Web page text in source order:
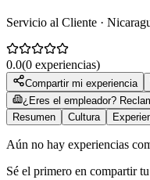
Servicio al Cliente ·
0.0(0 experiencias)
Compartir mi experiencia
¿Eres el empleador?
Resumen
Cultura
Aún no hay experiencias
Sé el primero en compartir